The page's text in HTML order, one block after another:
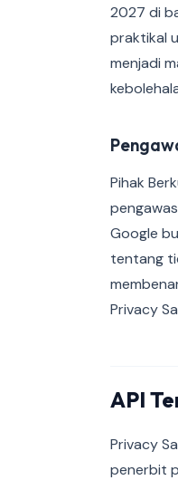
2027 di
praktikal
menjadi
Pihak
Google
tentang
Privacy
API
Privacy
penerbit